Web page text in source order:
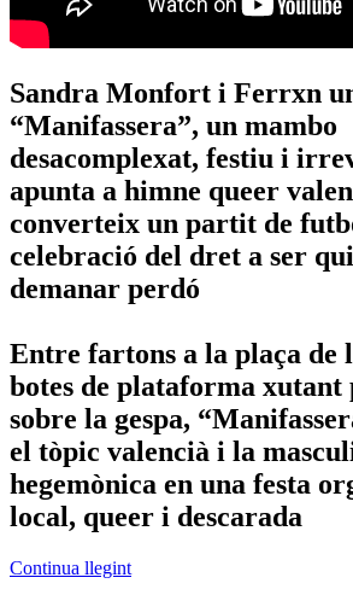
Sandra Monfort i Ferrxn
“Manifassera”, un mambo
desacomplexat, festiu i
apunta a himne queer
converteix un partit de
celebració del dret a ser qui
demanar perdó
Entre fartons a la plaça de
botes de plataforma xutant
sobre la gespa,
el tòpic valencià i la
hegemònica en una festa
local, queer i descarada
Continua llegint